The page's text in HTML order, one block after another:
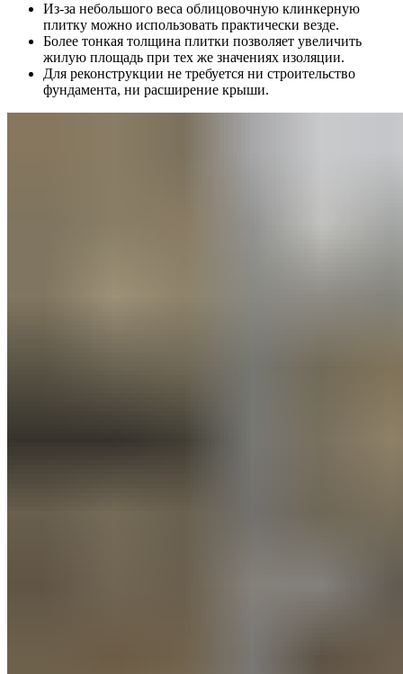
Из-за небольшого веса облицовочную клинкерную
плитку можно использовать практически везде.
Более тонкая толщина плитки позволяет увеличить
жилую площадь при тех же значениях изоляции.
Для реконструкции не требуется ни строительство
фундамента, ни расширение крыши.